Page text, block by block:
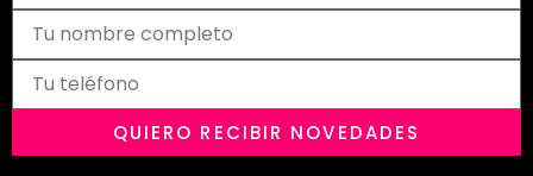
QUIERO RECIBIR NOVEDADES